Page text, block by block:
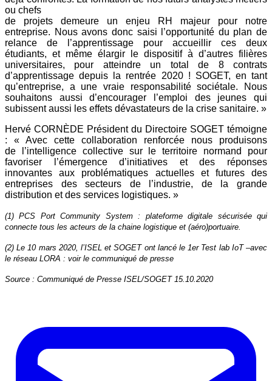
ou chefs
de projets demeure un enjeu RH majeur pour notre
entreprise. Nous avons donc saisi l’opportunité du plan de
relance de l’apprentissage pour accueillir ces deux
étudiants, et même élargir le dispositif à d’autres filières
universitaires, pour atteindre un total de 8 contrats
d’apprentissage depuis la rentrée 2020 ! SOGET, en tant
qu’entreprise, a une vraie responsabilitésociétale. Nous
souhaitons aussi d’encourager l’emploi des jeunes qui
subissent aussi les effets dévastateurs de la crise sanitaire. »
Hervé CORNÈDE Président du Directoire SOGET témoigne
: « Avec cette collaboration renforcée nous produisons
de
l’intelligence collective sur le territoire normand pour
favoriser l’émergence d’initiatives et des réponses
innovantes aux problématiques actuelles et futures des
entreprises des secteurs de l’industrie, de la grande
distribution et des services logistiques. »
(1) PCS Port Community System : plateforme digitale sécurisée qui
connecte tous les acteurs de la chaine logistique et (aéro)portuaire.
(2) Le 10 mars 2020, l’ISEL et SOGET ont lancé le 1er Test lab IoT –avec
le réseau LORA : voir le communiqué de presse
Source : Communiqué de Presse ISEL/SOGET 15.10.2020